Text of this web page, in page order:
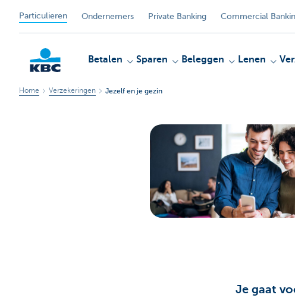
Particulieren Ondernemers Private Banking Commercial
Betalen Sparen Beleggen Lenen
Home Verzekeringen Jezelf en je gezin
Je gaat